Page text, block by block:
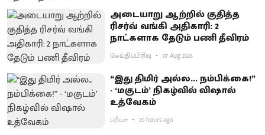
அடையாறு ஆற்றில் குதித்த
ரிசர்வ் வங்கி அதிகாரி: 2
நாட்களாக தேடும் பணி தீவிரம்
செய்திப்பிரிவு 07 Aug 2026
“இது திமிர் அல்ல... நம்பிக்கை!”
- ‘மகுடம்’ நிகழ்வில் விஷால்
உத்வேகம்
ப்ரியா 20 hours ago